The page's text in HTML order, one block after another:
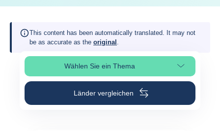
This content has been automatically translated. It may not
be as accurate as the original .
Wählen Sie ein ThemaSeitenabschnitt auswählen
Länder vergleichen